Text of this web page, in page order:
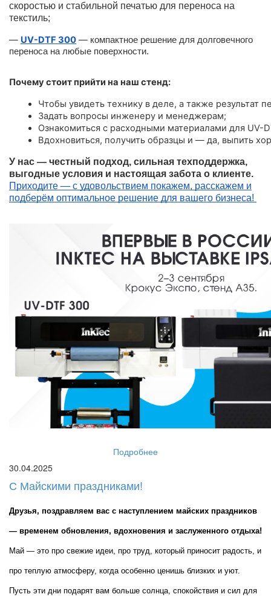
скоростью и стабильной печатью для переноса на
текстиль;
— UV-DTF 300 — компактное решение для долговечного
переноса на любые поверхности.
Почему стоит прийти на наш стенд:
Чтобы увидеть технику в деле, а также результат
Задать вопросы инженеру и менеджерам;
Ознакомиться с расходными материалами для UV-
Вдохновиться, получить образцы и — да, выпить
У нас — честный подход, сильная техподдержка,
выгодные условия и настоящая забота о клиенте.
Приходите — с удовольствием покажем, расскажем и
подберём оптимальное решение для вашего бизнеса!
Подробнее
30.04.2025
С Майскими праздниками!
Друзья, поздравляем вас с наступлением майских праздников
— временем обновления, вдохновения и заслуженного отдыха!
Май — это про свежие идеи, про труд, который приносит радость, и
про теплую атмосферу, когда особенно ценишь близких и уют.
Пусть эти дни подарят вам больше солнца, спокойствия и сил для